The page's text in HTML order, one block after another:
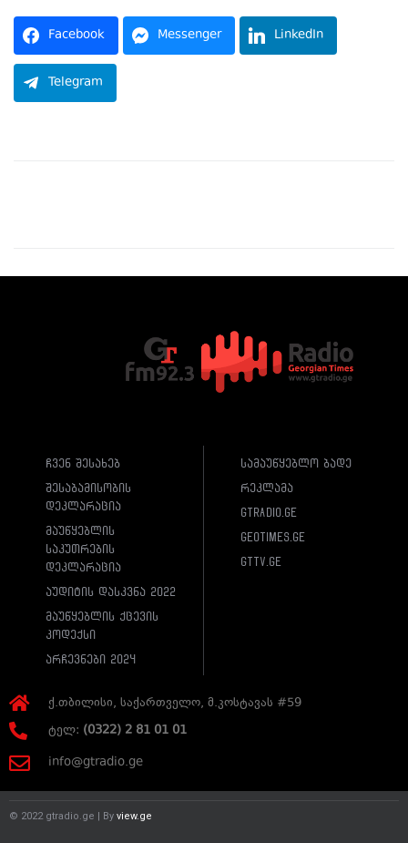
Facebook Messenger LinkedIn
Telegram
ჩვენ შესახებ
შესაბამისობის
დეკლარაცია
მაუწყებლის
საკუთრების
დეკლარაცია
აუდიტის დასკვნა 2022
მაუწყებლის ქცევის
კოდექსი
არჩევნები 2024
სამაუწყებლო ბადე
რეკლამა
gtradio.ge
geotimes.ge
gttv.ge
ქ.თბილისი, საქართველო, მ.კოსტავას #59
ტელ: (0322) 2 81 01 01
info@gtradio.ge
© 2022 gtradio.ge | By view.ge